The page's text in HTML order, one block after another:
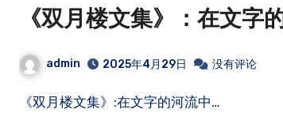
《双月楼文集》：在文字
admin 2025年4月29日 没有评论
《双月楼文集》:在文字的河流中…